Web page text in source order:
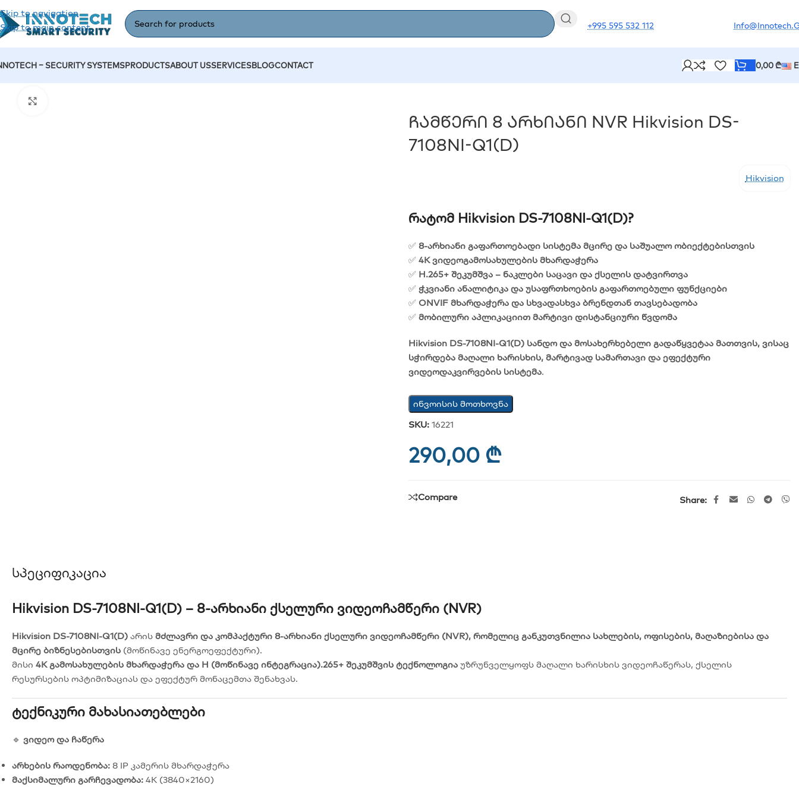
Skip to navigation
Skip to main content
+995 595 532 112
– SECURITY SYSTEMSPRODUCTSABOUT USSERVICESBLOGCONTACT 0,00₾
Ჩამწერი 8 Არხიანი NVR Hikvision DS-
7108NI-Q1(D)
Hikvision
Რატომ Hikvision DS-7108NI-Q1(D)?
✅ 8-არხიანი გაფართოებადი სისტემა მცირე და საშუალო ობიექტებისთვის
✅ 4K ვიდეოგამოსახულების მხარდაჭერა
✅ H.265+ შეკუმშვა – ნაკლები საცავი და ქსელის დატვირთვა
✅ ჭკვიანი ანალიტიკა და უსაფრთხოების გაფართოებული ფუნქციები
✅ ONVIF მხარდაჭერა და სხვადასხვა ბრენდთან თავსებადობა
✅ მობილური აპლიკაციით მარტივი დისტანციური წვდომა
Hikvision DS-7108NI-Q1(D) სანდო და მოსახერხებელი გადაწყვეტაა მათთვის, ვისაც
სჭირდება მაღალი ხარისხის, მარტივად სამართავი და ეფექტური
ვიდეოდაკვირვების სისტემა.
ინვოისის მოთხოვნა
SKU: 16221
290,00 ₾
Compare Share:
Სპეციფიკაცია
Hikvision DS-7108NI-Q1(D) – 8-Არხიანი Ქსელური Ვიდეოჩამწერი (NVR)
Hikvision DS-7108NI-Q1(D) არის მძლავრი და კომპაქტური 8-არხიანი ქსელური ვიდეოჩამწერი (NVR), რომელიც განკუთვნილია სახლების, ოფისების, მაღაზიებისა და
მცირე ბიზნესებისთვის (მოწინავე ენერგოეფექტური).
მისი 4K გამოსახულების მხარდაჭერა და H (მოწინავე ინტეგრაცია).265+ შეკუმშვის ტექნოლოგია უზრუნველყოფს მაღალი ხარისხის ვიდეოჩაწერას, ქსელის
რესურსების ოპტიმიზაციას და ეფექტურ მონაცემთა შენახვას.
Ტექნიკური Მახასიათებლები
🔹 ვიდეო და ჩაწერა
არხების რაოდენობა: 8 IP კამერის მხარდაჭერა
მაქსიმალური გარჩევადობა: 4K (3840×2160)